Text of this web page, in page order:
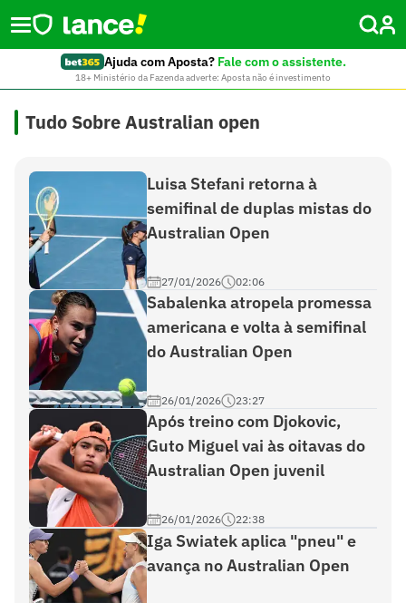
Ajuda com Aposta? Fale com o assistente.
18+ Ministério da Fazenda adverte: Aposta não é investimento
Tudo Sobre Australian open
Luisa Stefani retorna à
semifinal de duplas mistas do
Australian Open
27/01/2026 02:06
Sabalenka atropela promessa
americana e volta à semifinal
do Australian Open
26/01/2026 23:27
Após treino com Djokovic,
Guto Miguel vai às oitavas do
Australian Open juvenil
26/01/2026 22:38
Iga Swiatek aplica "pneu" e
avança no Australian Open